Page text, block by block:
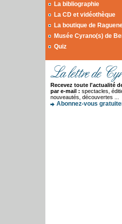
La bibliographie
La CD et vidéothèque
La boutique de
Musée Cyrano(s) de
Quiz
Recevez toute l'actualité
par e-mail : spectacles,
nouveautés, découvertes ...
Abonnez-vous